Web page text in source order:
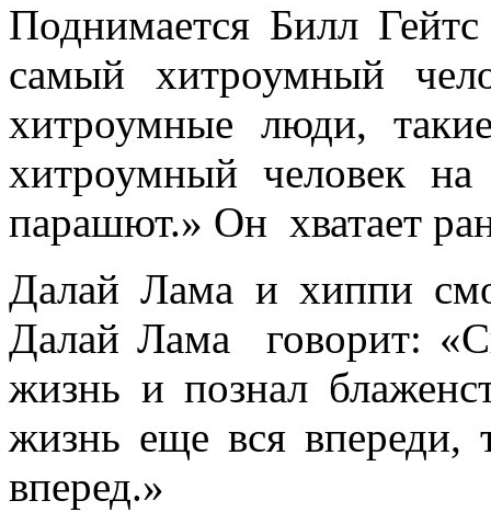
Поднимается Билл
самый хитроумный
хитроумные люди,
хитроумный человек
парашют.» Он хватает
Далай Лама и хиппи
Далай Лама говорит:
жизнь и познал
жизнь еще вся
вперед.»